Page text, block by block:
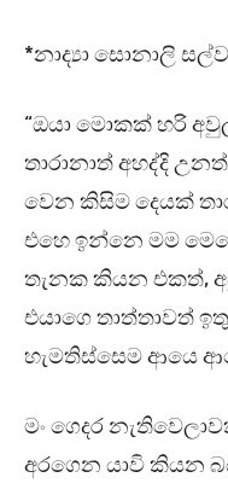
*නාද්‍යා සොනාලි
“ඔයා මොකක් හරි
තාරානාත් අහද්දි
වෙන කිසිම දෙයක්
එහෙ ඉන්නෙ මම
තැනක කියන එකත්,
එයාගෙ තාත්තාවත්
හැමතිස්සෙම ආයෙ
මං ගෙදර
අරගෙන යාවි කියන